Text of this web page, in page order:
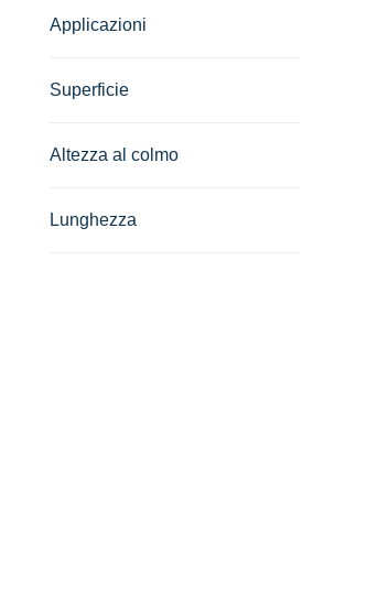
Applicazioni
Superficie
Altezza al colmo
Lunghezza